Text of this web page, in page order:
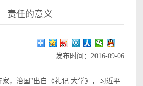
责任的意义
发布时间：2016-09-06
，治国"出自《礼记.大学》，习近平